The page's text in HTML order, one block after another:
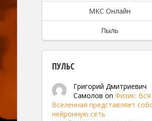
МКС Онлайн
Пыль
ПУЛЬС
Григорий Дмитриевич
Самолов on Физик: Вся
Вселенная представляет
нейронную сеть